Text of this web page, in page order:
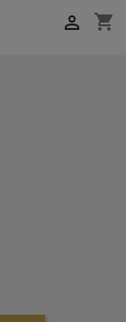
shopping_cart
